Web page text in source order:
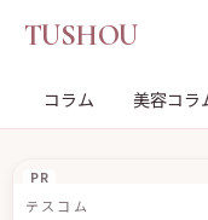
TUSHOU
コラム 美容コラ
PR
テスコム